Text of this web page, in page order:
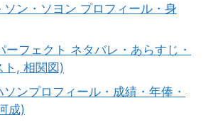
ン・ソヨン プロフィール・身
ーフェクト ネタバレ・あらすじ・
ト, 相関図)
ンプロフィール・成績・年俸・
成)